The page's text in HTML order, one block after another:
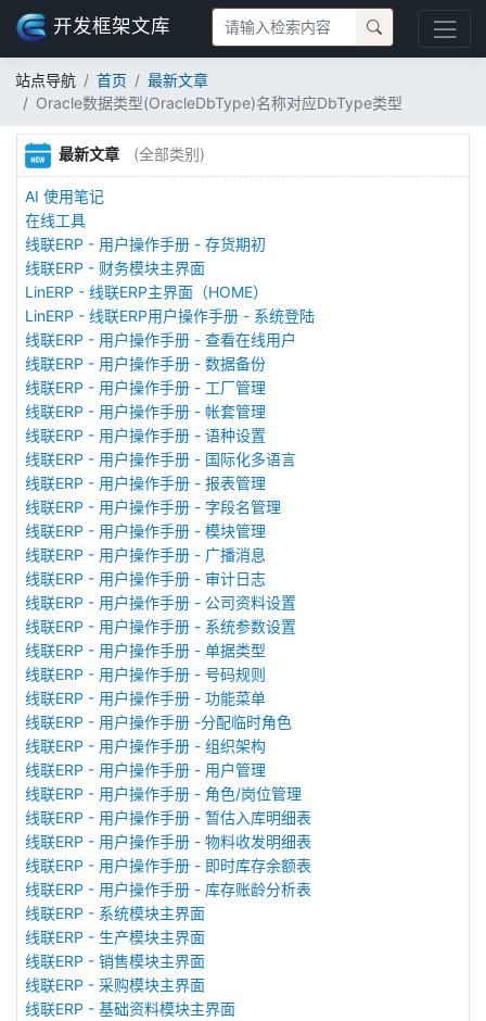
开发框架文库
站点导航 首页
最新文章
Oracle数据类型(OracleDbType)名称对应DbType类型
最新文章 (全部类别)
AI 使用笔记
在线工具
线联ERP - 用户操作手册 - 存货期初
线联ERP - 财务模块主界面
LinERP - 线联ERP主界面（HOME）
LinERP - 线联ERP用户操作手册 - 系统登陆
线联ERP - 用户操作手册 - 查看在线用户
线联ERP - 用户操作手册 - 数据备份
线联ERP - 用户操作手册 - 工厂管理
线联ERP - 用户操作手册 - 帐套管理
线联ERP - 用户操作手册 - 语种设置
线联ERP - 用户操作手册 - 国际化多语言
线联ERP - 用户操作手册 - 报表管理
线联ERP - 用户操作手册 - 字段名管理
线联ERP - 用户操作手册 - 模块管理
线联ERP - 用户操作手册 - 广播消息
线联ERP - 用户操作手册 - 审计日志
线联ERP - 用户操作手册 - 公司资料设置
线联ERP - 用户操作手册 - 系统参数设置
线联ERP - 用户操作手册 - 单据类型
线联ERP - 用户操作手册 - 号码规则
线联ERP - 用户操作手册 - 功能菜单
线联ERP - 用户操作手册 -分配临时角色
线联ERP - 用户操作手册 - 组织架构
线联ERP - 用户操作手册 - 用户管理
线联ERP - 用户操作手册 - 角色/岗位管理
线联ERP - 用户操作手册 - 暂估入库明细表
线联ERP - 用户操作手册 - 物料收发明细表
线联ERP - 用户操作手册 - 即时库存余额表
线联ERP - 用户操作手册 - 库存账龄分析表
线联ERP - 系统模块主界面
线联ERP - 生产模块主界面
线联ERP - 销售模块主界面
线联ERP - 采购模块主界面
线联ERP - 基础资料模块主界面